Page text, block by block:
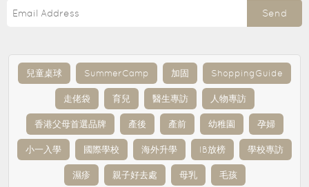
Send
兒童桌球 SummerCamp 加固 ShoppingGuide
走佬袋 育兒 醫生專訪 人物專訪
香港父母首選品牌 產後 產前 幼稚園 孕婦
小一入學 國際學校 海外升學 IB放榜 學校專訪
濕疹 親子好去處 母乳 毛孩